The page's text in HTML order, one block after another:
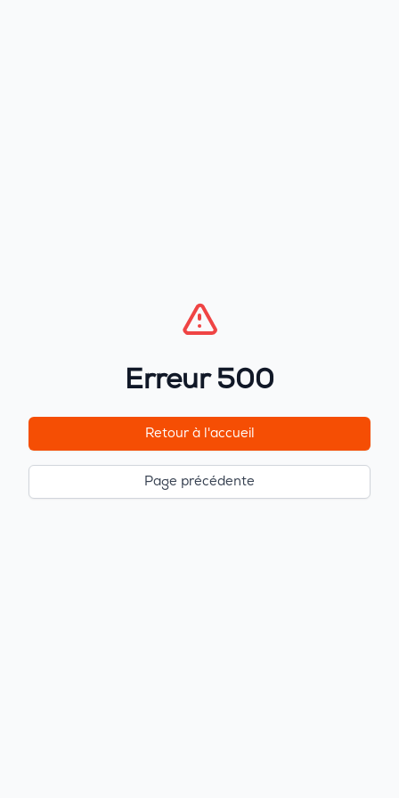
Erreur 500
Retour à l'accueil
Page précédente